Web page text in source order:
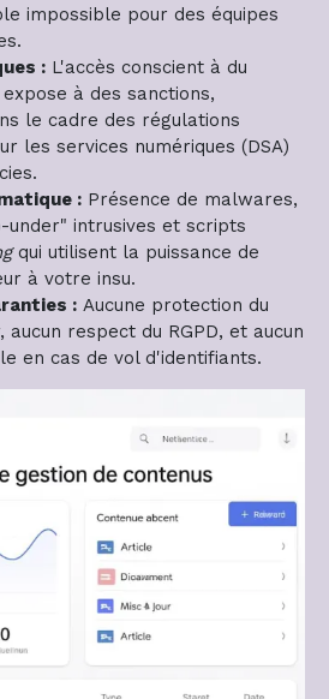
impossible pour des équipes
: L'accès conscient à du
à des sanctions,
le cadre des régulations
les services numériques (DSA)
: Présence de malwares,
under" intrusives et scripts
qui utilisent la puissance de
à votre insu.
: Aucune protection du
aucun respect du RGPD, et aucun
en cas de vol d'identifiants.